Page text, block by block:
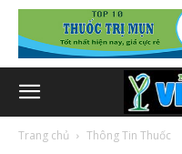
Trang chủ Thông Tin Thuốc